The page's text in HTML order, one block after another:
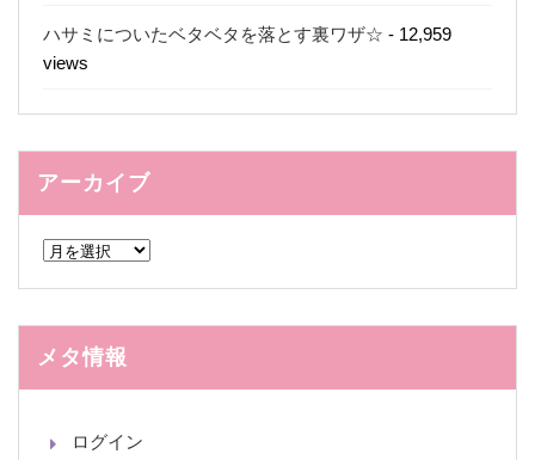
ハサミについたベタベタを落とす裏ワザ☆ - 12,959
views
アーカイブ
ア
イ
ブ
メタ情報
ログイン